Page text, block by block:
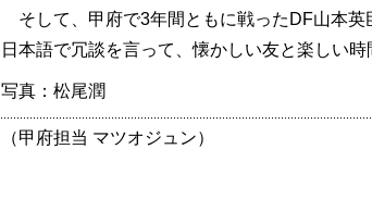
そして、甲府で3年間ともに戦ったDF山本英
日本語で冗談を言って、懐かしい友と楽しい時
写真：松尾潤
（甲府担当 マツオジュン）